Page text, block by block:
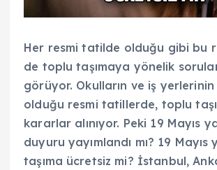
Her resmi tatilde olduğu gibi bu
de toplu taşımaya yönelik
görüyor. Okulların ve iş yerlerinin
olduğu resmi tatillerde, toplu
kararlar alınıyor. Peki 19 Mayıs
duyuru yayımlandı mı? 19 Mayıs
taşıma ücretsiz mi? İstanbul,